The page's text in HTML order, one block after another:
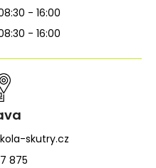
- 16:00
- 16:00
skutry.cz
875